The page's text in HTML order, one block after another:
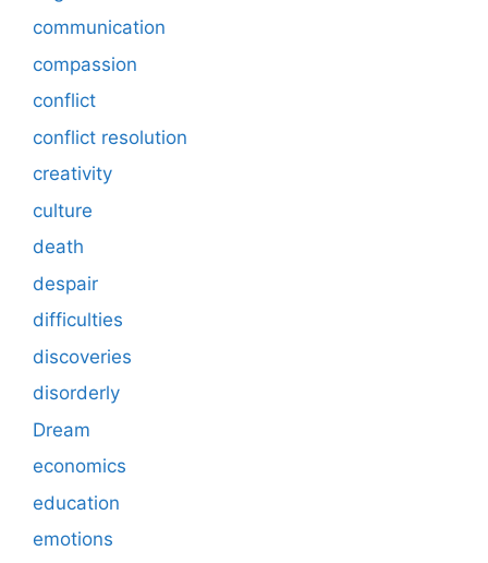
communication
compassion
conflict
conflict resolution
creativity
culture
death
despair
difficulties
discoveries
disorderly
Dream
economics
education
emotions